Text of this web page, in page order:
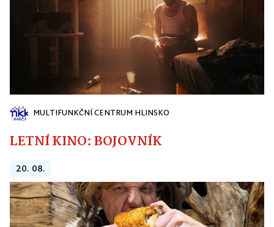
MULTIFUNKČNÍ CENTRUM HLINSKO
LETNÍ KINO: BOJOVNÍK
20. 08.